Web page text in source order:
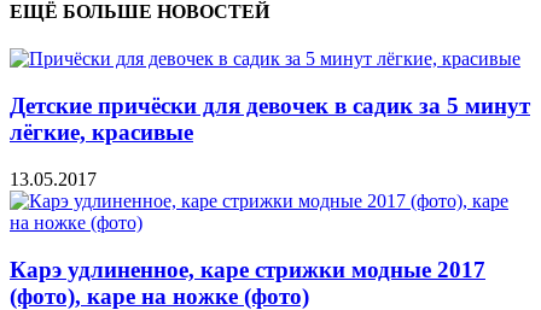
ЕЩЁ БОЛЬШЕ НОВОСТЕЙ
Детские причёски для девочек в садик за 5 минут
лёгкие, красивые
13.05.2017
Карэ удлиненное, каре стрижки модные 2017
(фото), каре на ножке (фото)